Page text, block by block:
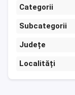
Categorii
Subcategorii
Județe
Localități